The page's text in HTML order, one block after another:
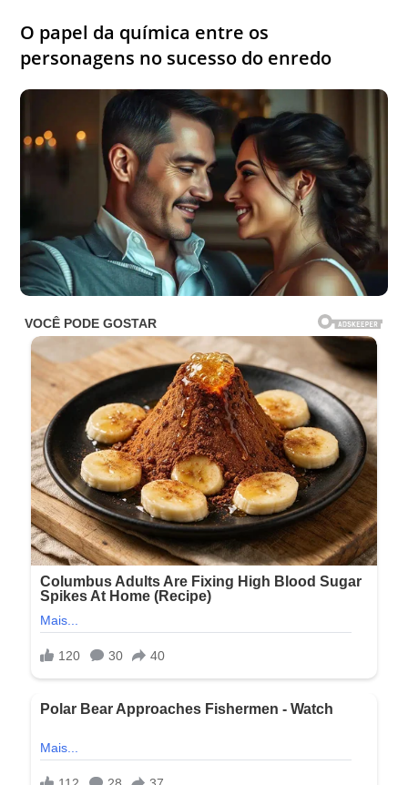
O papel da química entre os
personagens no sucesso do enredo